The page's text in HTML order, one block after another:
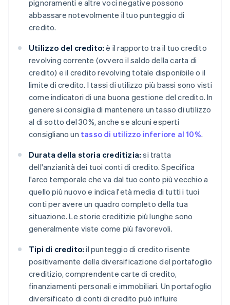
pignoramenti e altre voci negative possono
abbassare notevolmente il tuo punteggio di
credito.
Utilizzo del credito: è il rapporto tra il tuo credito
revolving corrente (ovvero il saldo della carta di
credito) e il credito revolving totale disponibile o il
limite di credito. I tassi di utilizzo più bassi sono visti
come indicatori di una buona gestione del credito. In
genere si consiglia di mantenere un tasso di utilizzo
al di sotto del 30%, anche se alcuni esperti
consigliano un tasso di utilizzo inferiore al 10%.
Durata della storia creditizia: si tratta
dell'anzianità dei tuoi conti di credito. Specifica
l'arco temporale che va dal tuo conto più vecchio a
quello più nuovo e indica l'età media di tutti i tuoi
conti per avere un quadro completo della tua
situazione. Le storie creditizie più lunghe sono
generalmente viste come più favorevoli.
Tipi di credito: il punteggio di credito risente
positivamente della diversificazione del portafoglio
creditizio, comprendente carte di credito,
finanziamenti personali e immobiliari. Un portafoglio
diversificato di conti di credito può influire